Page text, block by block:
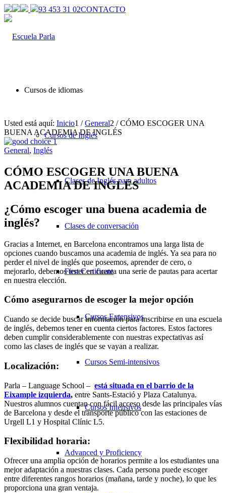
93 453 31 02CONTACTO
Cursos de idiomas
Cursos de Inglés
Clases de Inglés para adultos
Clases de conversación
First Certificate
Cursos Extensivos
Cursos Semi-intensivos
Cursos Intensivos
Advanced y Proficiency
Usted está aquí: Inicio1 / General2 / CÓMO ESCOGER UNA
BUENA ACADEMIA DE INGLÉS
General, Inglés
CÓMO ESCOGER UNA BUENA
ACADEMIA DE INGLÉS
¿Cómo escoger una buena academia de
inglés?
Gracias a Internet, en Barcelona encontramos una larga lista de
opciones cuando buscamos una academia de inglés. Ya sea para no
perder el nivel de inglés que poseemos, aprender de cero, o
mejorarlo, debemos tener en cuenta una serie de pautas para acertar
en nuestra elección.
Cómo asegurarnos de escoger la mejor opción
Cuando se decide buscar información para inscribirse en una escuela
de inglés, debemos tener en cuenta ciertos factores. Estos factores
deben cumplir considerablemente con nuestras expectativas así
como las clases de inglés que se vayan a realizar.
Localización:
Parla – Language School – está situada en el barrio de la
Eixample izquierda, entre Sants-Estació y Plaza Catalunya.
Nuestros alumnos cuentan con fácil acceso desde las principales vías
de Barcelona y desde el transporte público con las estaciones de
Urgell L1 y Hospital Clínic L5.
Flexibilidad horaria:
Ofrecer una amplia opción de horarios permite a los estudiantes una
mejor adaptación a nuestras clases. Cada persona puede escoger
entre diferentes rangos horarios (mañana, tarde y noche), lo que les
proporciona una gran ventaja.